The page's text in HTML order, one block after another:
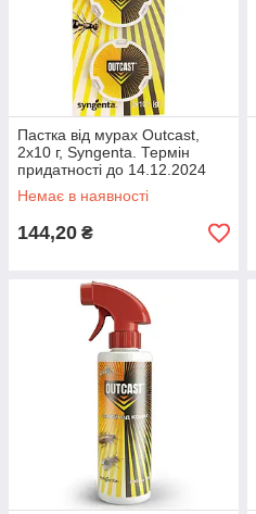
Пастка від мурах Outcast,
2х10 г, Syngenta. Термін
придатності до 14.12.2024
Немає в наявності
144,20 ₴